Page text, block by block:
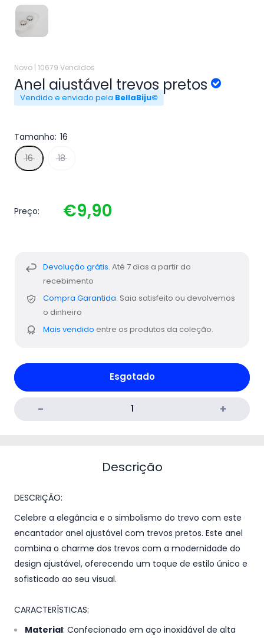
Novo | 10679 Vendidos
Anel ajustável trevos pretos
Vendido e enviado pela BellaBiju©
Tamanho: 16
16
18
Preço: €9,90
Devolução grátis. Até 7 dias a partir do
recebimento
Compra Garantida. Saia satisfeito ou devolvemos
o dinheiro
Mais vendido entre os produtos da coleção.
Esgotado
Descrição
DESCRIÇÃO:
Celebre a elegância e o simbolismo do trevo com este
encantador anel ajustável com trevos pretos. Este anel
combina o charme dos trevos com a modernidade do
design ajustável, oferecendo um toque de estilo único e
sofisticado ao seu visual.
CARACTERÍSTICAS:
Material: Confecionado em aço inoxidável de alta